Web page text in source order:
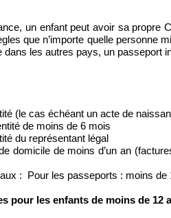
un enfant peut avoir sa propre
que n’importe quelle personne
dans les autres pays, un passeport
(le cas échéant un acte de
de moins de 6 mois
du représentant légal
domicile de moins d’un an
: Pour les passeports : moins
pour les enfants de moins de 12